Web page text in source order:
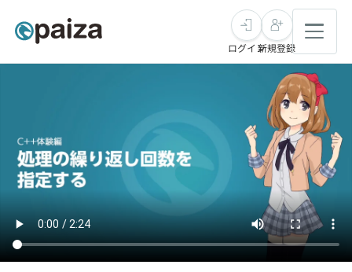
求人検索
インタビュー
転職成功ガイド
未経験転職
求人検索
インタビュー
新卒就活
求人検索
学習
ログイン新規登録